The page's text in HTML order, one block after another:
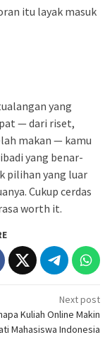
itu layak masuk
yang
— dari riset,
makan — kamu
yang benar-
pilihan yang luar
Cukup cerdas
worth it.
Next post
Kuliah Online Makin
Mahasiswa Indonesia